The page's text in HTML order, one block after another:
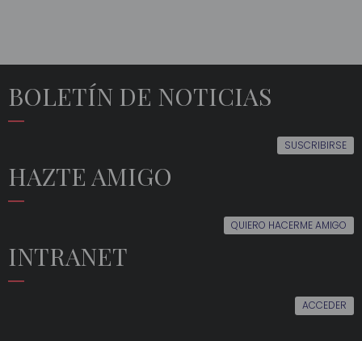
BOLETÍN DE NOTICIAS
SUSCRIBIRSE
HAZTE AMIGO
QUIERO HACERME AMIGO
INTRANET
ACCEDER